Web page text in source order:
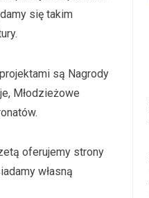
się takim
są Nagrody
Młodzieżowe
oferujemy strony
własną